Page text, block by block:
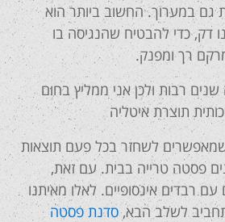
גם במערוך. החשוב ביותר הוא
דק, כדי להבטיח שהנגיסה בו
רך ומפנק.
רבות ולכן אני ממליץ בחום
תוצרת איטליה
לשחזר בכל פעם תוצאות
פסטה טרייה בבית. עם זאת,
רבדים אינסופיים. לאלו מאיתנו
לשלב הבא,סדנת פסטה